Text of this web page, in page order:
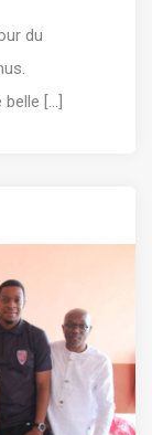
du
[...]